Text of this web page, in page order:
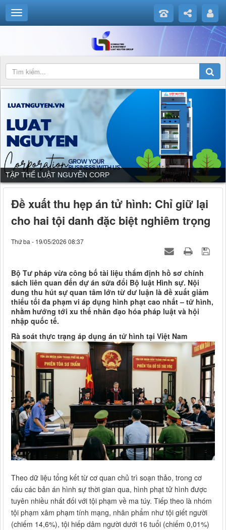
TẬP THỂ LUẬT NGUYỄN CORP
Đề xuất thu hẹp án tử hình: Chỉ giữ lại
cho hai tội danh đặc biệt nghiêm trọng
Thứ ba - 19/05/2026 08:37
Bộ Tư pháp vừa công bố tài liệu thẩm định hồ sơ chính
sách liên quan đến dự án sửa đổi Bộ luật Hình sự. Nội
dung thu hút sự quan tâm lớn từ dư luận là đề xuất giảm
thiểu tối đa phạm vi áp dụng hình phạt cao nhất – tử hình,
nhằm hướng tới xu thế nhân đạo hóa pháp luật và hội
nhập quốc tế.
Rà soát thực trạng áp dụng án tử hình tại Việt Nam
Theo dữ liệu tổng kết từ cơ quan chủ trì soạn thảo, trong cơ
cấu các bản án hình sự thời gian qua, hình phạt tử hình được
tuyên nhiều nhất đối với tội phạm về ma túy. Tiếp theo là nhóm
tội phạm xâm phạm tính mạng, nhân phẩm như tội giết người
(chiếm 14,6%), tội hiếp dâm người dưới 16 tuổi (chiếm 0,01%)